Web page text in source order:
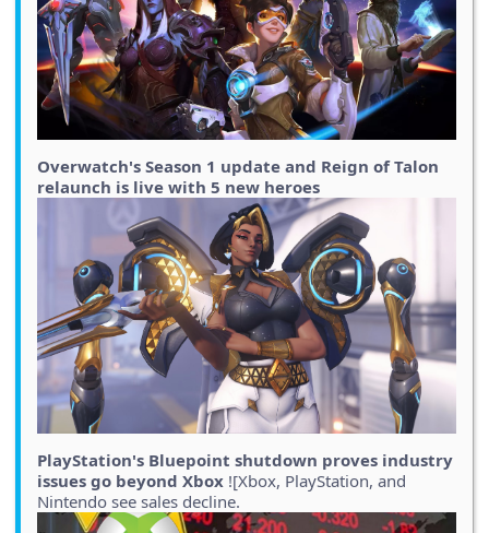
Overwatch's Season 1 update and Reign of Talon
relaunch is live with 5 new heroes
PlayStation's Bluepoint shutdown proves industry
issues go beyond Xbox ![Xbox, PlayStation, and
Nintendo see sales decline.